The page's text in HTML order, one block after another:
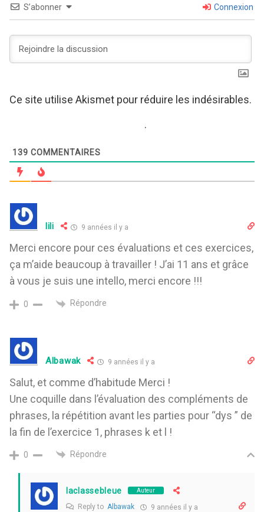
S’abonner Connexion
Ce site utilise Akismet pour réduire les indésirables.
.
139 COMMENTAIRES
lili 9 années il y a
Merci encore pour ces évaluations et ces exercices,
ça m’aide beaucoup à travailler ! J’ai 11 ans et grâce
à vous je suis une intello, merci encore !!!
0 Répondre
Albawak 9 années il y a
Salut, et comme d’habitude Merci !
Une coquille dans l’évaluation des compléments de
phrases, la répétition avant les parties pour “dys ” de
la fin de l’exercice 1, phrases k et l !
0 Répondre
laclassebleue Auteur
Reply to Albawak 9 années il y a